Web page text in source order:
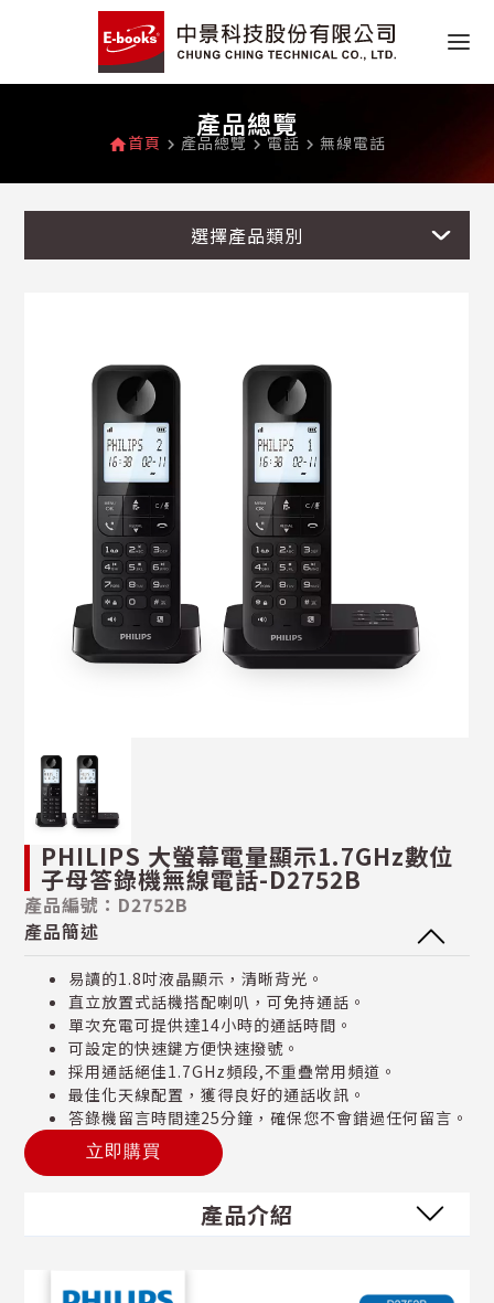
產品總覽
home首頁 navigate_next 產品總覽 navigate_next 電話 navigate_next 無線電話
選擇產品類別
PHILIPS 大螢幕電量顯示1.7GHz數位
子母答錄機無線電話-D2752B
產品編號：D2752B
產品簡述
易讀的1.8吋液晶顯示，清晰背光。
直立放置式話機搭配喇叭，可免持通話。
單次充電可提供達14小時的通話時間。
可設定的快速鍵方便快速撥號。
採用通話絕佳1.7GHz頻段,不重疊常用頻道。
最佳化天線配置，獲得良好的通話收訊。
答錄機留言時間達25分鐘，確保您不會錯過任何留言。
立即購買
產品介紹